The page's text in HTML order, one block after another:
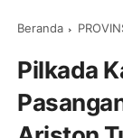
Beranda
Pilkada